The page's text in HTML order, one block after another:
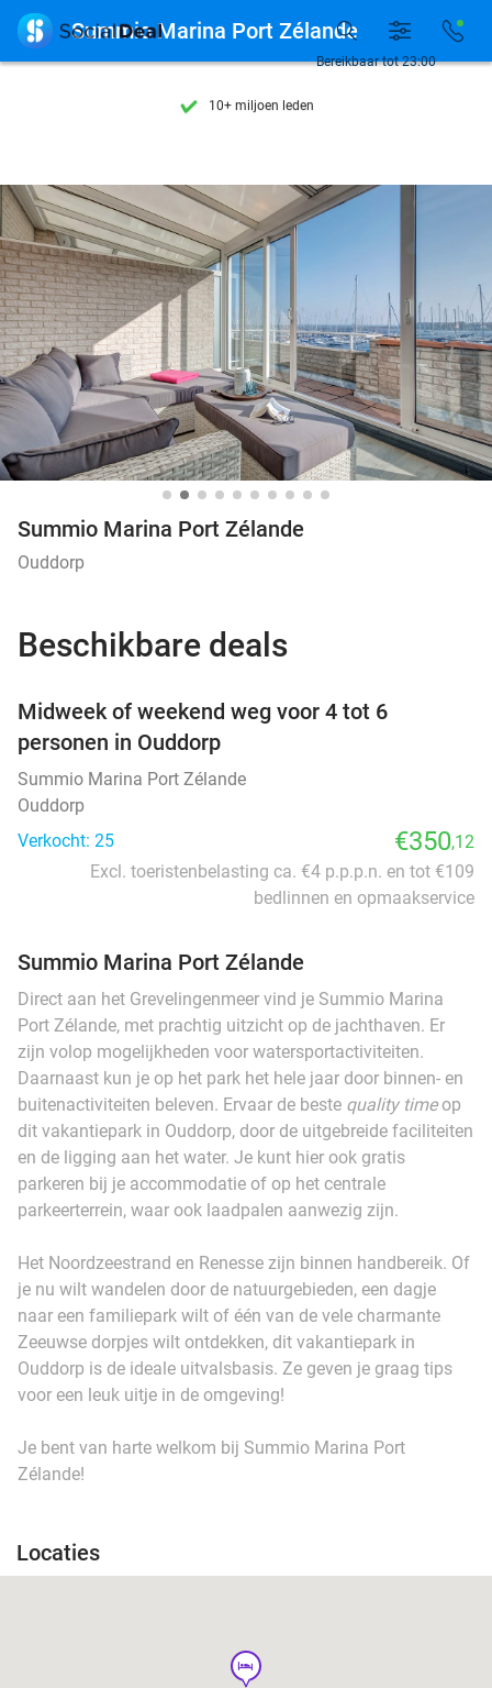
7 dagen per week beschikbaar
10+ miljoen leden
7 dagen per week beschikbaar
10+ miljoen leden
Bereikbaar tot 23:00
 Summio Marina Port Zélande
Summio Marina Port Zélande
Ouddorp
Beschikbare deals
Midweek of weekend weg voor 4 tot 6
personen in Ouddorp
Summio Marina Port Zélande
Ouddorp
Verkocht: 25
€350,12
Excl. toeristenbelasting ca. €4 p.p.p.n. en tot €109
bedlinnen en opmaakservice
Summio Marina Port Zélande
Direct aan het Grevelingenmeer vind je Summio Marina
Port Zélande, met prachtig uitzicht op de jachthaven. Er
zijn volop mogelijkheden voor watersportactiviteiten.
Daarnaast kun je op het park het hele jaar door binnen- en
buitenactiviteiten beleven. Ervaar de beste quality timeop
dit vakantiepark in Ouddorp, door de uitgebreide faciliteiten
en de ligging aan het water. Je kunt hier ook gratis
parkeren bij je accommodatie of op het centrale
parkeerterrein, waar ook laadpalen aanwezig zijn.
Het Noordzeestrand en Renesse zijn binnen handbereik. Of
je nu wilt wandelen door de natuurgebieden, een dagje
naar een familiepark wilt of één van de vele charmante
Zeeuwse dorpjes wilt ontdekken, dit vakantiepark in
Ouddorp is de ideale uitvalsbasis. Ze geven je graag tips
voor een leuk uitje in de omgeving!
Je bent van harte welkom bij Summio Marina Port
Zélande!
Locaties
hotel